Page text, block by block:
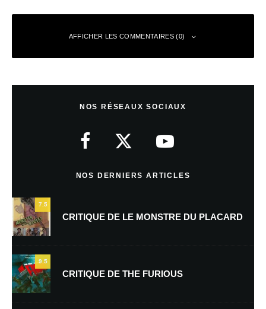
AFFICHER LES COMMENTAIRES (0)
Nom*
NOS RÉSEAUX SOCIAUX
NOS DERNIERS ARTICLES
7.5
CRITIQUE DE LE MONSTRE DU PLACARD
9.5
CRITIQUE DE THE FURIOUS